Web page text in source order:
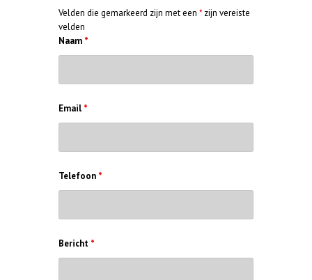
Velden die gemarkeerd zijn met een * zijn vereiste
velden
Naam *
Email *
Telefoon *
Bericht *